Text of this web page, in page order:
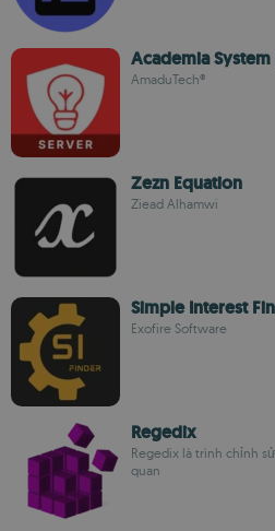
Academia
AmaduTech®
Zezn Equation
Ziead Alhamwi
Simple Interest
Exofire Software
Regedix
Regedix là trình chỉnh
quan